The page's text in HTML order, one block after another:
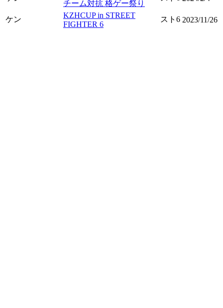
チーム対抗 格ゲー祭り
ケン
KZHCUP in STREET
FIGHTER 6
スト6 2023/11/26